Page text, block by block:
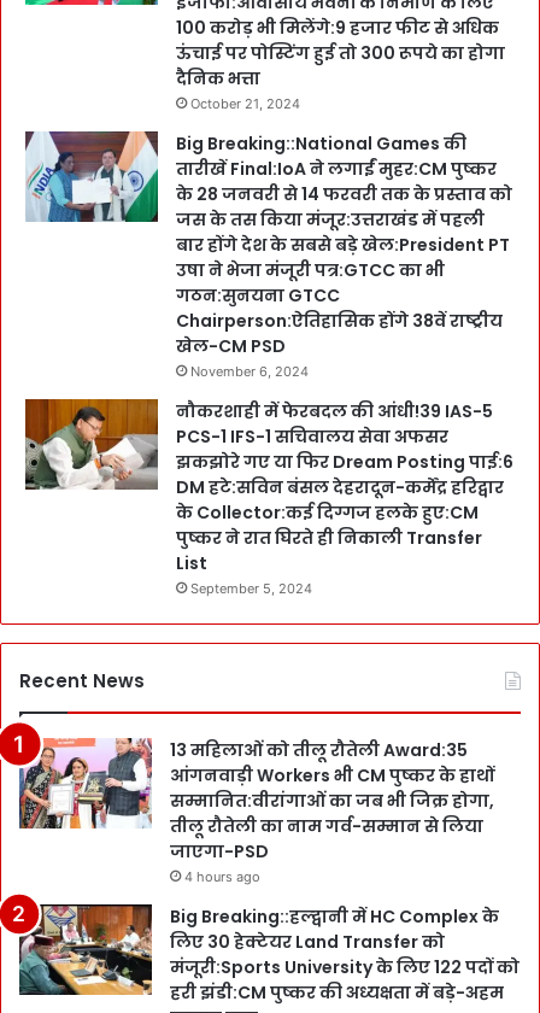
100 करोड़ भी मिलेंगे:9 हजार फीट से अधिक
ऊंचाई पर पोस्टिंग हुई तो 300 रूपये का होगा
दैनिक भत्ता
October 21, 2024
Big Breaking::National Games की
तारीखें Final:IoA ने लगाईं मुहर:CM पुष्कर
के 28 जनवरी से 14 फरवरी तक के प्रस्ताव को
जस के तस किया मंजूर:उत्तराखंड में पहली
बार होंगे देश के सबसे बड़े खेल:President PT
उषा ने भेजा मंजूरी पत्र:GTCC का भी
गठन:सुनयना GTCC
Chairperson:ऐतिहासिक होंगे 38वें राष्ट्रीय
खेल-CM PSD
November 6, 2024
नौकरशाही में फेरबदल की आंधी!39 IAS-5
PCS-1 IFS-1 सचिवालय सेवा अफसर
झकझोरे गए या फिर Dream Posting पाई:6
DM हटे:सविन बंसल देहरादून-कर्मेंद्र हरिद्वार
के Collector:कई दिग्गज हलके हुए:CM
पुष्कर ने रात घिरते ही निकाली Transfer
List
September 5, 2024
Recent News
13 महिलाओं को तीलू रौतेली Award:35
आंगनवाड़ी Workers भी CM पुष्कर के हाथों
सम्मानित:वीरांगाओं का जब भी जिक्र होगा,
तीलू रौतेली का नाम गर्व-सम्मान से लिया
जाएगा-PSD
4 hours ago
Big Breaking::हल्द्वानी में HC Complex के
लिए 30 हेक्टेयर Land Transfer को
मंजूरी:Sports University के लिए 122 पदों को
हरी झंडी:CM पुष्कर की अध्यक्षता में बड़े-अहम